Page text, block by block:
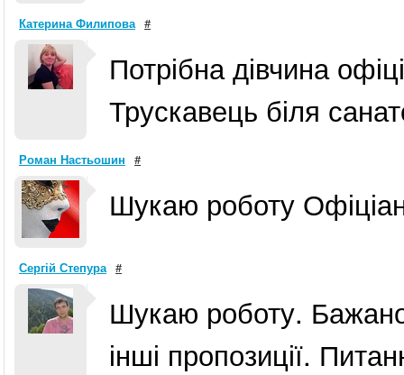
Катерина Филипова #
Потрібна дівчина
Трускавець біля
Роман Настьошин #
Шукаю роботу
Сергій Степура #
Шукаю роботу.
інші пропозиції.